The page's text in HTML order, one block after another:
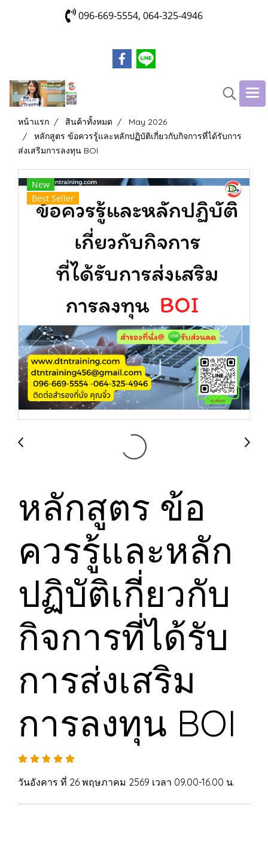
096-669-5554, 064-325-4946
หน้าแรก สินค้าทั้งหมด
May 2026
หลักสูตร ข้อควรรู้และหลักปฏิบัติเกี่ยวกับกิจการที่ได้รับการ
ส่งเสริมการลงทุน BOI
New
Best Seller
หลักสูตร ข้อ
ควรรู้และหลัก
ปฏิบัติเกี่ยวกับ
กิจการที่ได้รับ
การส่งเสริม
การลงทุน BOI
วันอังคาร ที่ 26 พฤษภาคม 2569 เวลา 09.00-16.00 น.